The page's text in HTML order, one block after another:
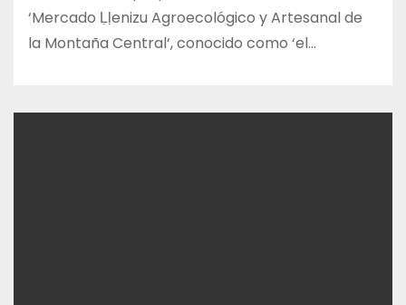
‘Mercado Ḷḷenizu Agroecológico y Artesanal de
la Montaña Central‘, conocido como ‘el…